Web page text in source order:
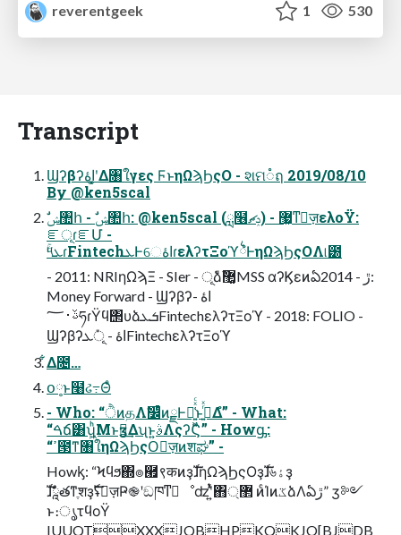
reverentgeek
1 530
Transcript
Ϣʔβʔاۀʹ͓͚Δ৘ใγες ϜͱηΩϡϦςΟ - શମ૾ฤ 2019/08/10
By @ken5scal
ೝূɾೝՄ -
ۚ༥ܥɾFintechܥͰେاۀɾελʔτΞοϓ྆ํͰηΩϡϦςΟΛ୲౰
- 2011: NRIηΩϡΞ - SIer - ূ݊ձࣾ޲͚MSS αʔϏεͷఏڙ - 2014:
Money Forward - Ϣʔβʔاۀ -
ࢿ࢈؅ཧɾΫϥ΢υձܭܥFintechελʔτΞοϓ - 2018: FOLIO -
Ϣʔβʔاۀ - ূ݊ܥFintechελʔτΞοϓ
͋Δ೔…
օ༷ͱ໨ઢ߹Θͤ
- Who: “ੈͷதΛࣗ෼ͨͪͷྗͰม͍͖͍͑ͯͨͱࢥ͍ͬͯΔํ” - What:
“ࠓճ͸ʮ͖ͪΜͱӡ༻͢Δʯͱ͍͏ࣄΛςʔϚ” - Howᶃ:
“ߴ౓ͳ৘ใηΩϡϦςΟٕज़ͷशಘ” -
Howᶄ: “Ϟϥϧ΍๏཯९कͷҙࣝɺηΩϡϦςΟҙࣝɺ৬ۀҙ
ࣝɺཱࣗతͳֶशҙࣝʢٕज़Ҏ֎ʹඞཁͳٕೳʣʹ͍ͭͯ΋޲্ ͷͨΊͷػձΛఏڙ” ӡ༻
ͱ։ൃτϥοΫ
IUUQTXXXJQBHPKQKJO[BJDB